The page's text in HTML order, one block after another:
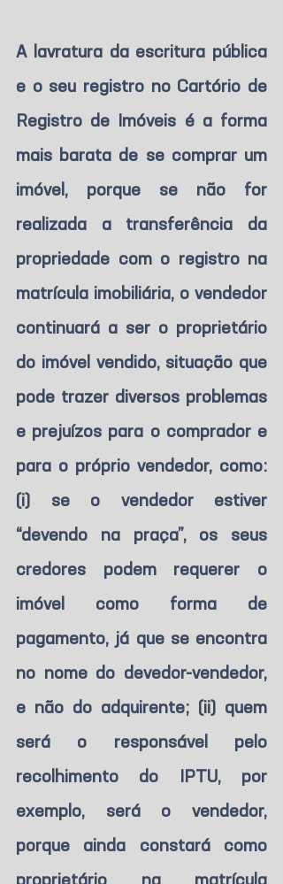
A lavratura da escritura pública
e o seu registro no Cartório de
Registro de Imóveis é a forma
mais barata de se comprar um
imóvel, porque se não for
realizada a transferência da
propriedade com o registro na
matrícula imobiliária, o vendedor
continuará a ser o proprietário
do imóvel vendido, situação que
pode trazer diversos problemas
e prejuízos para o comprador e
para o próprio vendedor, como:
(i) se o vendedor estiver
“devendo na praça”, os seus
credores podem requerer o
imóvel como forma de
pagamento, já que se encontra
no nome do devedor-vendedor,
e não do adquirente; (ii) quem
será o responsável pelo
recolhimento do IPTU, por
exemplo, será o vendedor,
porque ainda constará como